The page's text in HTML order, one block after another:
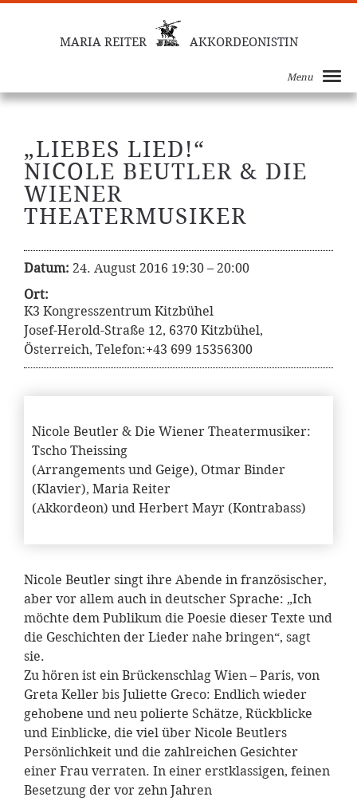
MARIA REITER AKKORDEONISTIN
Menu
„LIEBES LIED!“
NICOLE BEUTLER & DIE
WIENER
THEATERMUSIKER
Datum: 24. August 2016 19:30 – 20:00
Ort:
K3 Kongresszentrum Kitzbühel
Josef-Herold-Straße 12, 6370 Kitzbühel,
Österreich, Telefon:+43 699 15356300
Nicole Beutler & Die Wiener Theatermusiker:
Tscho Theissing
(Arrangements und Geige), Otmar Binder
(Klavier), Maria Reiter
(Akkordeon) und Herbert Mayr (Kontrabass)
Nicole Beutler singt ihre Abende in französischer,
aber vor allem auch in deutscher Sprache: „Ich
möchte dem Publikum die Poesie dieser Texte und
die Geschichten der Lieder nahe bringen“, sagt
sie.
Zu hören ist ein Brückenschlag Wien – Paris, von
Greta Keller bis Juliette Greco: Endlich wieder
gehobene und neu polierte Schätze, Rückblicke
und Einblicke, die viel über Nicole Beutlers
Persönlichkeit und die zahlreichen Gesichter
einer Frau verraten. In einer erstklassigen, feinen
Besetzung der vor zehn Jahren